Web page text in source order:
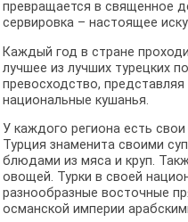
превращается в священное
сервировка – настоящее
Каждый год в стране
лучшее из лучших турецких
превосходство,
национальные кушанья.
У каждого региона есть
Турция знаменита своими
блюдами из мяса и круп.
овощей. Турки в своей
разнообразные восточные
османской империи